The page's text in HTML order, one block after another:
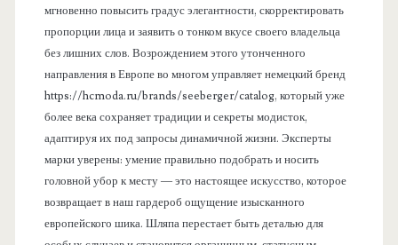
мгновенно повысить градус элегантности, скорректировать
пропорции лица и заявить о тонком вкусе своего владельца
без лишних слов. Возрождением этого утонченного
направления в Европе во многом управляет немецкий бренд
https://hcmoda.ru/brands/seeberger/catalog, который уже
более века сохраняет традиции и секреты модисток,
адаптируя их под запросы динамичной жизни. Эксперты
марки уверены: умение правильно подобрать и носить
головной убор к месту — это настоящее искусство, которое
возвращает в наш гардероб ощущение изысканного
европейского шика. Шляпа перестает быть деталью для